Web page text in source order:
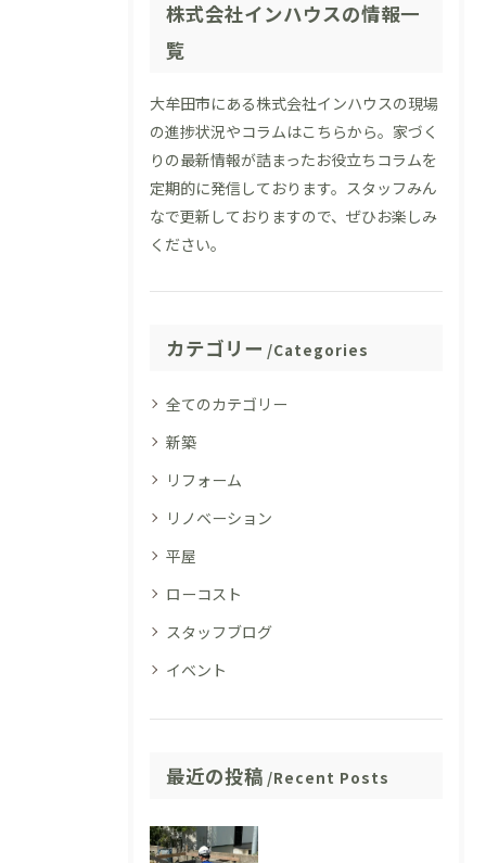
株式会社インハウスの情報一
覧
大牟田市にある株式会社インハウスの現場
の進捗状況やコラムはこちらから。家づく
りの最新情報が詰まったお役立ちコラムを
定期的に発信しております。スタッフみん
なで更新しておりますので、ぜひお楽しみ
ください。
カテゴリー Categories
全てのカテゴリー
新築
リフォーム
リノベーション
平屋
ローコスト
スタッフブログ
イベント
最近の投稿 Recent Posts